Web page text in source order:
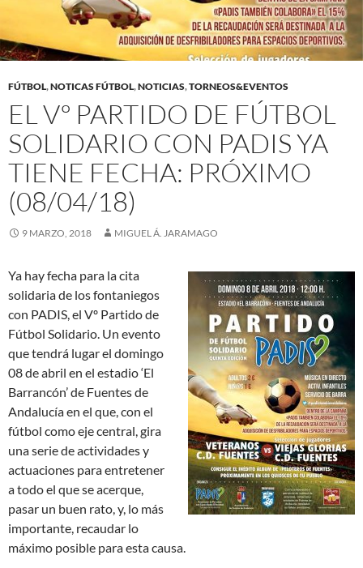
FÚTBOL,NOTICAS FÚTBOL,NOTICIAS,TORNEOS&EVENTOS
EL Vº PARTIDO DE FÚTBOL
SOLIDARIO CON PADIS YA
TIENE FECHA: PRÓXIMO
(08/04/18)
9 MARZO, 2018 MIGUEL Á. JARAMAGO
Ya hay fecha para la cita
solidaria de los fontaniegos
con PADIS, el Vº Partido de
Fútbol Solidario. Un evento
que tendrá lugar el domingo
08 de abril en el estadio ‘El
Barrancón’ de Fuentes de
Andalucía en el que, con el
fútbol como eje central, gira
una serie de actividades y
actuaciones para entretener
a todo el que se acerque,
pasar un buen rato, y, lo más
importante, recaudar lo
máximo posible para esta causa.